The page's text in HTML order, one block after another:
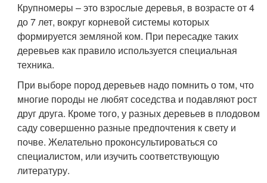
Крупномеры – это взрослые деревья, в возрасте от 4
до 7 лет, вокруг корневой системы которых
формируется земляной ком. При пересадке таких
деревьев как правило используется специальная
техника.
При выборе пород деревьев надо помнить о том, что
многие породы не любят соседства и подавляют рост
друг друга. Кроме того, у разных деревьев в плодовом
саду совершенно разные предпочтения к свету и
почве. Желательно проконсультироваться со
специалистом, или изучить соответствующую
литературу.